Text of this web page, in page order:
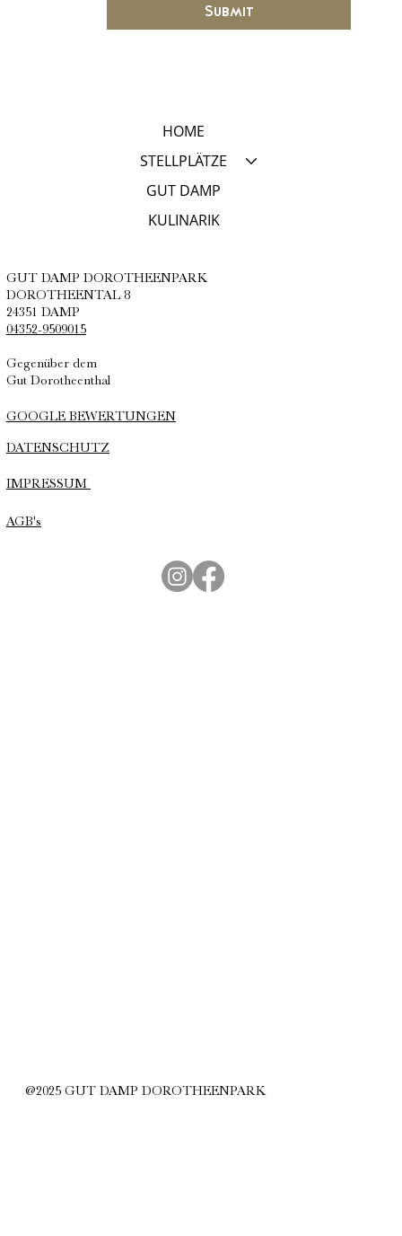
HOME
STELLPLÄTZE
GUT DAMP
KULINARIK
GUT DAMP DOROTHEENPARK
DOROTHEENTAL 8
24351 DAMP
04352-9509015
Gegenüber dem
Gut Dorotheenthal
GOOGLE BEWERTUNGEN
DATENSCHUTZ
IMPRESSUM
AGB's
Submit
@2025 GUT DAMP DOROTHEENPARK